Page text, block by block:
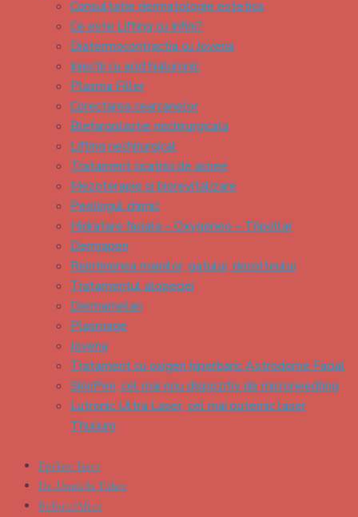
Consultatie dermatologie estetica
Ce este Lifting cu Infini?
Diatermocontractia cu Jovena
Injectii cu acid hialuronic
Plasma Filler
Corectarea cearcanelor
Blefaroplastie nechirurgicala
Lifting nechirurgical
Tratament cicatrici de acnee
Mezoterapie si biorevitalizare
Peelingul chimic
Hidratare faciala – Oxygeneo – Tripollar
Dermapen
Reintineriea mainilor, gatului, decolteului
Tratamentul alopeciei
Dermamelan
Plasmage
Jovena
Tratament cu oxigen hiperbaric Astrodome Facial
SkinPen, cel mai nou dispozitiv de microneedling
Lutronic Ultra Laser, cel mai puternic laser
Thulium
Epilare laser
Dr. Daniela Taher
Before/After